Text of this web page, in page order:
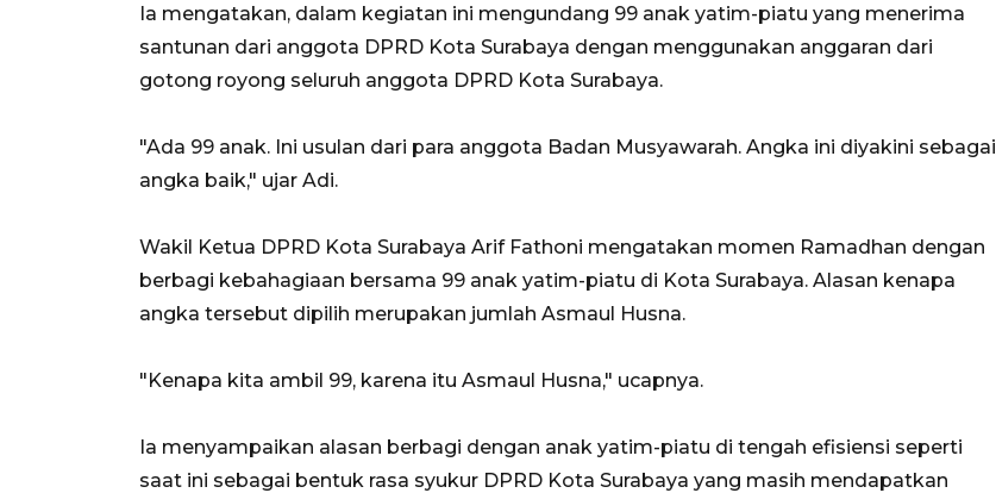
Ia mengatakan, dalam kegiatan ini mengundang 99 anak yatim-piatu yang menerima
santunan dari anggota DPRD Kota Surabaya dengan menggunakan anggaran dari
gotong royong seluruh anggota DPRD Kota Surabaya.
"Ada 99 anak. Ini usulan dari para anggota Badan Musyawarah. Angka ini diyakini sebagai
angka baik," ujar Adi.
Wakil Ketua DPRD Kota Surabaya Arif Fathoni mengatakan momen Ramadhan dengan
berbagi kebahagiaan bersama 99 anak yatim-piatu di Kota Surabaya. Alasan kenapa
angka tersebut dipilih merupakan jumlah Asmaul Husna.
"Kenapa kita ambil 99, karena itu Asmaul Husna," ucapnya.
Ia menyampaikan alasan berbagi dengan anak yatim-piatu di tengah efisiensi seperti
saat ini sebagai bentuk rasa syukur DPRD Kota Surabaya yang masih mendapatkan
silaturahim masyarakat dan
Ibu Kota